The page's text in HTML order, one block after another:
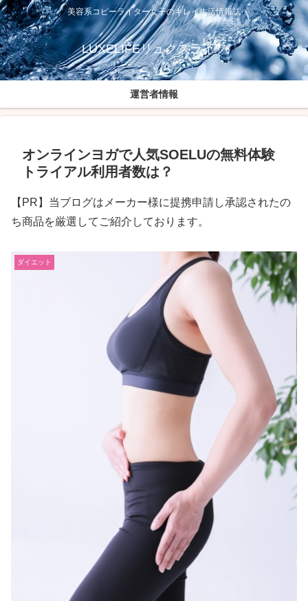
美容系コピーライター女子のキレイ生活情報誌
LUXELIFEリュクスライフ
運営者情報
オンラインヨガで人気SOELUの無料体験
トライアル利用者数は？
【PR】当ブログはメーカー様に提携申請し承認されたの
ち商品を厳選してご紹介しております。
ダイエット